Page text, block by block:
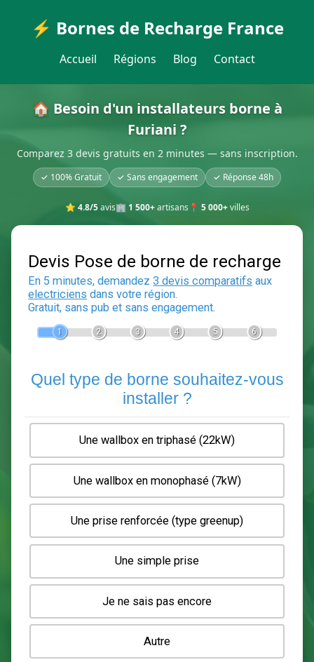
⚡ Bornes de Recharge France
Accueil Régions Blog Contact
🏠 Besoin d'un installateurs borne à
Furiani ?
Comparez 3 devis gratuits en 2 minutes — sans inscription.
✓ 100% Gratuit ✓ Sans engagement ✓ Réponse 48h
⭐ 4.8/5avis🏢 1 500+artisans 📍 5 000+villes
Devis Pose de borne de
En 5 minutes, demandez3 devis comparatifs
Gratuit, sans pub et sans engagement.
2 3 6
Quel type de borne souhaitez-
installer ?
Une wallbox en triphasé (22kW)
Une wallbox en monophasé (7kW)
Une prise renforcée (type greenup)